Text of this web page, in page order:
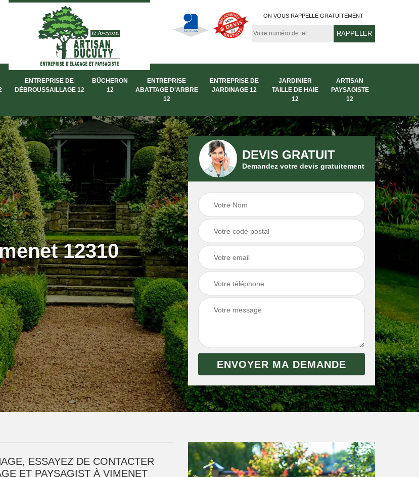
ON VOUS RAPPELLE GRATUITEMENT
ENTREPRISE DE
DÉBROUSSAILLAGE 12
BÛCHERON
12
ENTREPRISE
ABATTAGE D'ARBRE
12
ENTREPRISE DE
JARDINAGE 12
JARDINIER
TAILLE DE HAIE
12
ARTISAN
PAYSAGISTE
12
12310
DEVIS GRATUIT
Demandez votre devis gratuitement
ESSAYEZ DE CONTACTER
ET PAYSAGIST À VIMENET